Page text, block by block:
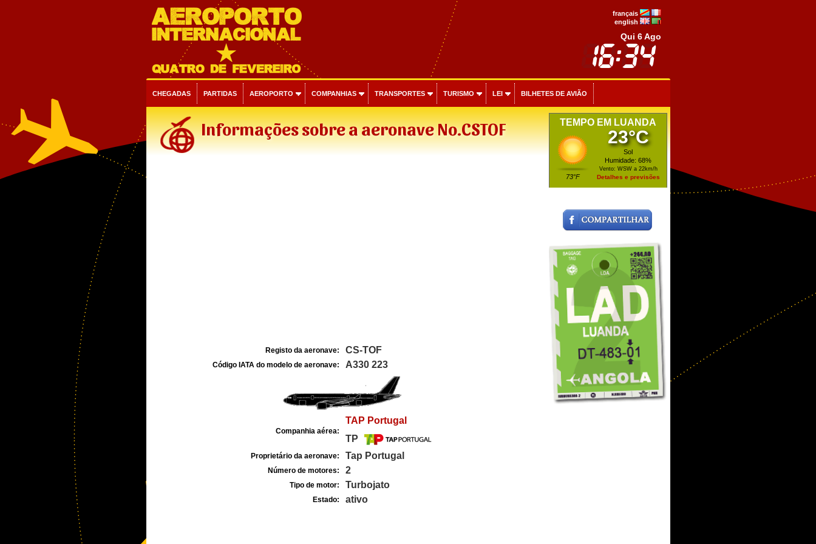
français
english
Qui 6 Ago
CHEGADAS PARTIDAS AEROPORTO COMPANHIAS TRANSPORTES TURISMO LEI BILHETES DE AVIÃO
Informações sobre a aeronave No.CSTOF
Registo da aeronave: CS-TOF
Código IATA do modelo de aeronave: A330 223
Companhia aérea:
TAP Portugal
TP
Proprietário da aeronave: Tap Portugal
Número de motores: 2
Tipo de motor: Turbojato
Estado: ativo
TEMPO EM LUANDA
73°F
23°C
Sol
Humidade: 68%
Vento: WSW a 22km/h
Detalhes e previsões